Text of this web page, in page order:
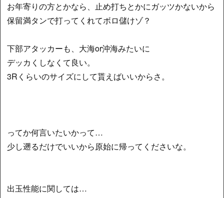
お年寄りの方とかなら、止め打ちとかにガッツかないから
保留満タンで打ってくれてボロ儲けゾ？
下部アタッカーも、大海or沖海みたいに
デッカくしなくて良い。
3Rくらいのサイズにして貰えばいいからさ。
ってか何言いたいかって…
少し遡るだけでいいから原始に帰ってくださいな。
出玉性能に関しては…